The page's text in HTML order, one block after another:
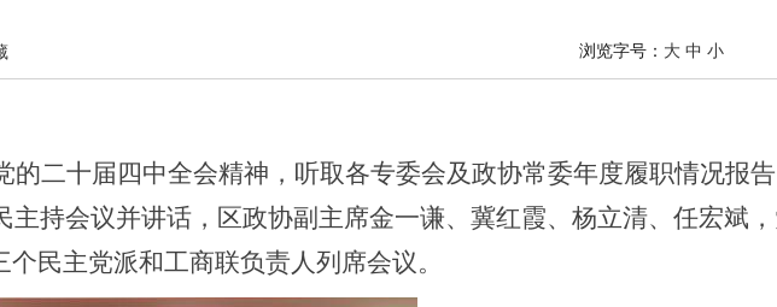
浏览字号： 大 中 小
二十届四中全会精神，听取各专委会及政协常委年度履职情况报
持会议并讲话，区政协副主席金一谦、冀红霞、杨立清、任宏斌
民主党派和工商联负责人列席会议。